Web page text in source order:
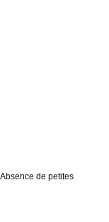
de petites